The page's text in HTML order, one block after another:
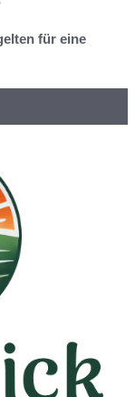
für eine